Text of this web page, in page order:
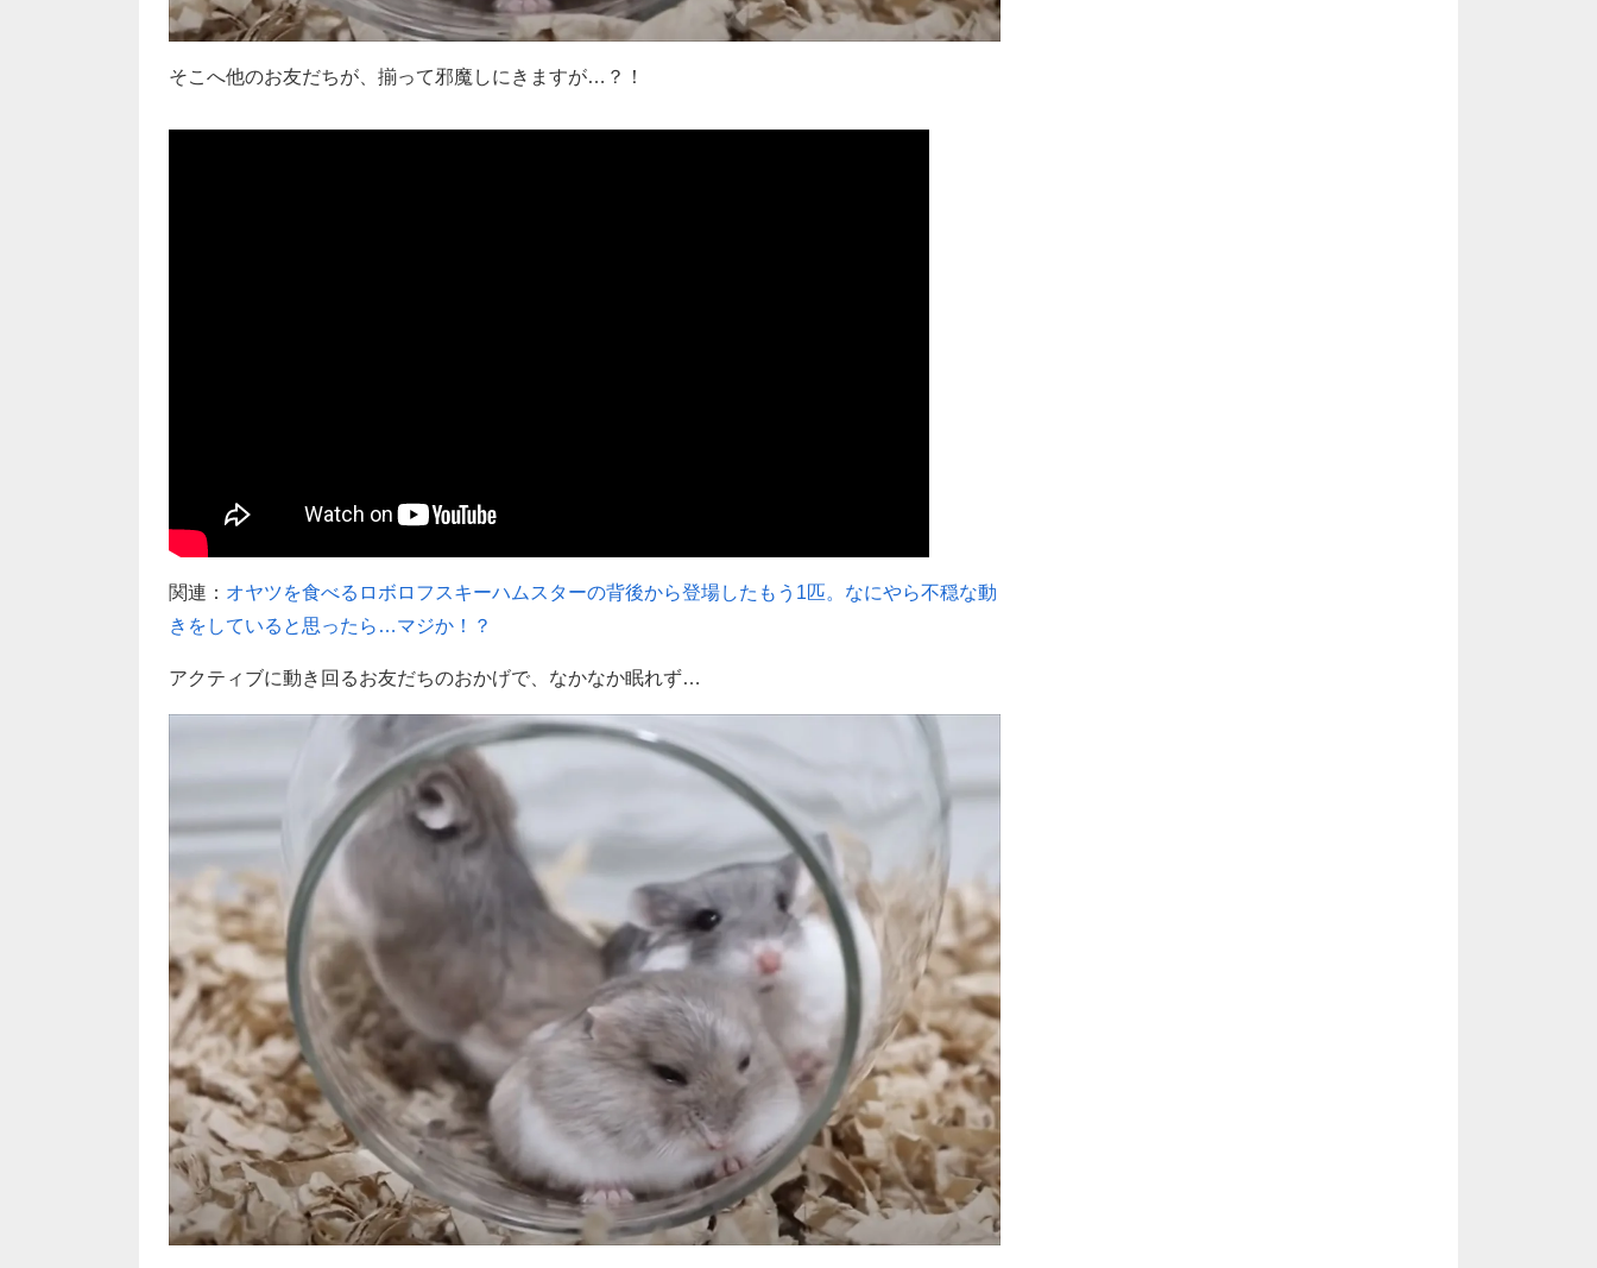
そこへ他のお友だちが、揃って邪魔しにきますが…？！
関連： オヤツを食べるロボロフスキーハムスターの背後から登場したもう1匹。なにやら不穏な動
きをしていると思ったら…マジか！？
アクティブに動き回るお友だちのおかげで、なかなか眠れず…